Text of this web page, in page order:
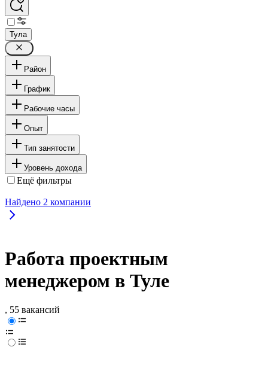
Тула
Район
График
Рабочие часы
Опыт
Тип занятости
Уровень дохода
Ещё фильтры
Найдено 2 компании
Работа проектным
менеджером в Туле
, 55 вакансий